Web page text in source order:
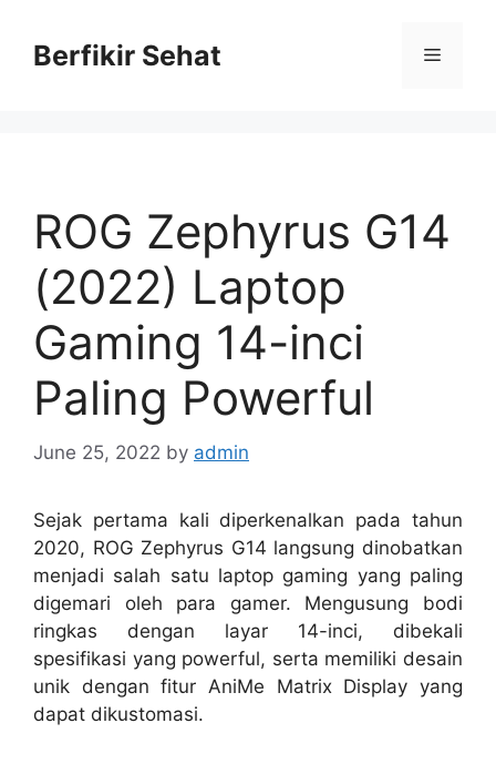
contentBerfikir Sehat Menu
ROG Zephyrus G14
(2022) Laptop
Gaming 14-inci
Paling Powerful
June 25, 2022 by admin
Sejak pertama kali diperkenalkan pada tahun
2020, ROG Zephyrus G14 langsung dinobatkan
menjadi salah satu laptop gaming yang paling
digemari oleh para gamer. Mengusung bodi
ringkas dengan layar 14-inci, dibekali
spesifikasi yang powerful, serta memiliki desain
unik dengan fitur AniMe Matrix Display yang
dapat dikustomasi.